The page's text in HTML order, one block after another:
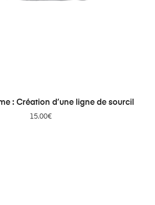
AJOUTER AU PANIER
: Création d’une ligne de sourcil
15.00€